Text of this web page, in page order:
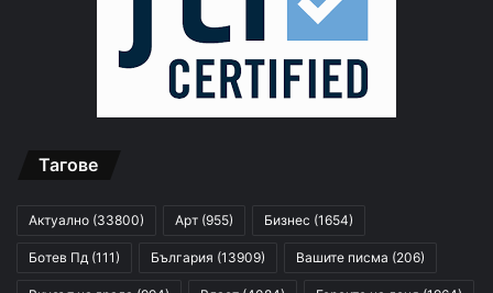
Тагове
Актуално (33800) Арт (955) Бизнес (1654)
Ботев Пд (111) България (13909) Вашите писма (206)